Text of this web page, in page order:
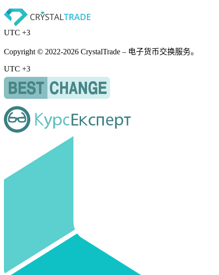
UTC +3
Copyright © 2022-2026 CrystalTrade – 电子货币交换服务。
UTC +3